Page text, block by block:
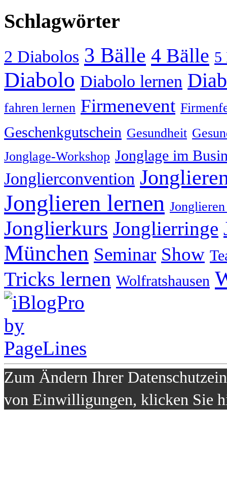
Schlagwörter
2 Diabolos 3 Bälle 4 Bälle 5
Diabolo Diabolo lernen
fahren lernen Firmenevent
Geschenkgutschein Gesundheit
Jonglage-Workshop Jonglage im
Jonglierconvention
Jonglieren lernen
Jonglierkurs Jonglierringe
München Seminar Show
Tricks lernen Wolfratshausen
Zum Ändern Ihrer
von Einwilligungen, klicken Sie